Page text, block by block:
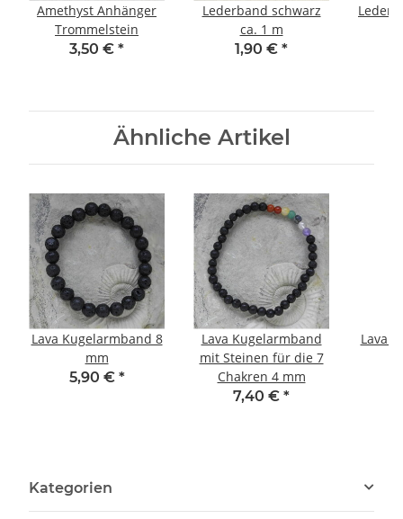
Amethyst Anhänger
Trommelstein
3,50 € *
Lederband schwarz
ca. 1 m
1,90 € *
Ähnliche Artikel
Lava Kugelarmband 8
mm
5,90 € *
Lava Kugelarmband
mit Steinen für die 7
Chakren 4 mm
7,40 € *
Lava
Kategorien